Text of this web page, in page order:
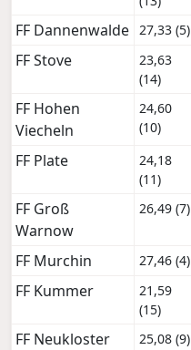
FF Dannenwalde 27,33 (5)
FF Stove
23,63
(14)
FF Hohen
Viecheln
24,60
(10)
FF Plate
24,18
(11)
FF Groß
Warnow
26,49 (7)
FF Murchin 27,46 (4)
FF Kummer
21,59
(15)
FF Neukloster 25,08 (9)